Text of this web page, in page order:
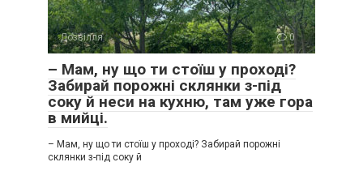
Дозвілля 0
– Мам, ну що ти стоїш у проході?
Забирай порожні склянки з-під
соку й неси на кухню, там уже гора
в мийці.
– Мам, ну що ти стоїш у проході? Забирай порожні
склянки з-під соку й